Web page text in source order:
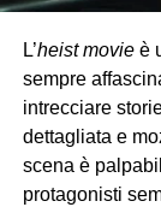
L’heist movieè
sempre
intrecciare
dettagliata e
scena è
protagonisti